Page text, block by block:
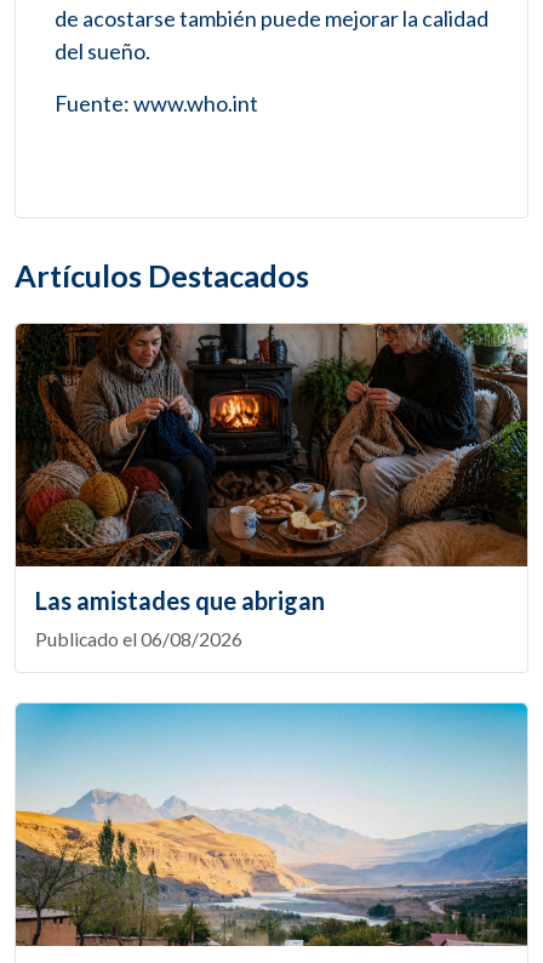
de acostarse también puede mejorar la calidad
del sueño.
Fuente: www.who.int
Artículos Destacados
Las amistades que abrigan
Publicado el 06/08/2026